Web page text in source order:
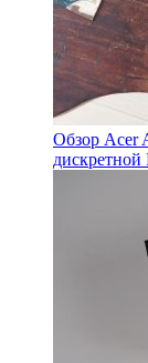
Обзор Acer
дискретной